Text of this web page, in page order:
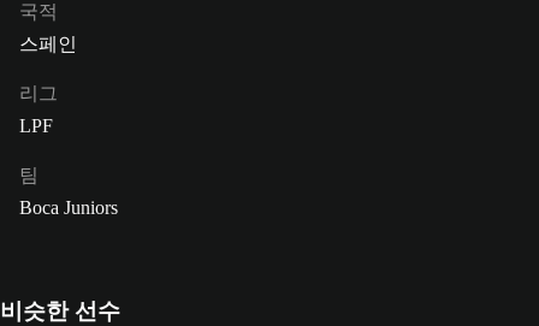
국적
스페인
리그
LPF
팀
Boca Juniors
비슷한 선수